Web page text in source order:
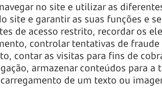
no site e utilizar as
e garantir as suas funções e
de acesso restrito, recordar os
controlar tentativas de
contar as visitas para fins de
armazenar conteúdos para a
de um texto ou